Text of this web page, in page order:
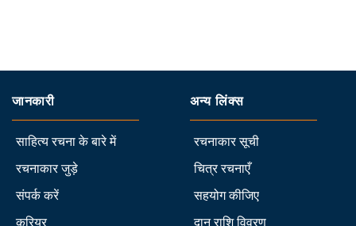
जानकारी
साहित्य रचना के बारे में
रचनाकार जुड़े
संपर्क करें
करियर
अन्य लिंक्स
रचनाकार सूची
चित्र रचनाएँ
सहयोग कीजिए
दान राशि विवरण